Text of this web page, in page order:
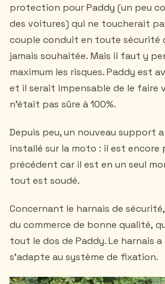
protection pour Paddy (un peu
des voitures) qui ne toucherait
couple conduit en toute sécurité
jamais souhaitée. Mais il faut y
maximum les risques. Paddy est
et il serait impensable de le faire
n'était pas sûre à 100%.
Depuis peu, un nouveau support
installé sur la moto : il est encore
précédent car il est en un seul
tout est soudé.
Concernant le harnais de sécurité,
du commerce de bonne qualité,
tout le dos de Paddy. Le harnais
s’adapte au système de fixation.